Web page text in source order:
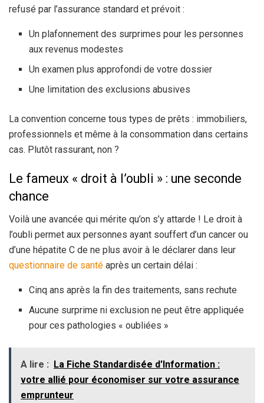
refusé par l’assurance standard et prévoit :
Un plafonnement des surprimes pour les personnes
aux revenus modestes
Un examen plus approfondi de votre dossier
Une limitation des exclusions abusives
La convention concerne tous types de prêts : immobiliers,
professionnels et même à la consommation dans certains
cas. Plutôt rassurant, non ?
Le fameux « droit à l’oubli » : une seconde
chance
Voilà une avancée qui mérite qu’on s’y attarde ! Le droit à
l’oubli permet aux personnes ayant souffert d’un cancer ou
d’une hépatite C de ne plus avoir à le déclarer dans leur
questionnaire de santé après un certain délai :
Cinq ans après la fin des traitements, sans rechute
Aucune surprime ni exclusion ne peut être appliquée
pour ces pathologies « oubliées »
A lire : La Fiche Standardisée d'Information :
votre allié pour économiser sur votre assurance
emprunteur